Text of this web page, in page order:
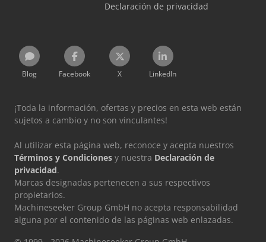
Declaración de privacidad
Blog Facebook X LinkedIn
¡Toda la información, ofertas y precios en esta web están
sujetos a cambio y no son vinculantes!
Al utilizar esta página web, reconoce y acepta nuestros
Términos y Condiciones y nuestra Declaración de
privacidad.
Marcas designadas pertenecen a sus respectivos
propietarios.
Machineseeker Group GmbH no acepta responsabilidad
alguna por el contenido de las páginas web enlazadas.